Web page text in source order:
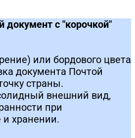
документ с "корочкой"
или бордового цвета
документа Почтой
страны.
внешний вид,
при
и хранении.